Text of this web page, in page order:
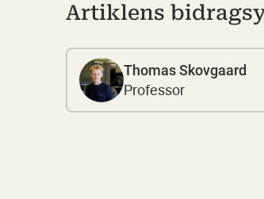
Artiklens
Thomas Skovgaard
Professor